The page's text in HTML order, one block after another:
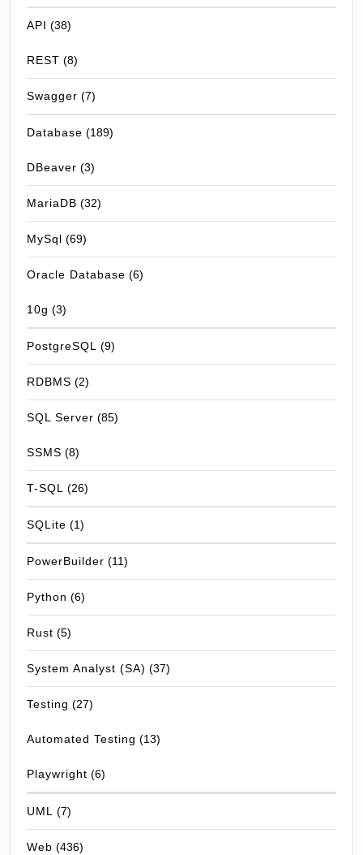
API (38)
REST (8)
Swagger (7)
Database (189)
DBeaver (3)
MariaDB (32)
MySql (69)
Oracle Database (6)
10g (3)
PostgreSQL (9)
RDBMS (2)
SQL Server (85)
SSMS (8)
T-SQL (26)
SQLite (1)
PowerBuilder (11)
Python (6)
Rust (5)
System Analyst (SA) (37)
Testing (27)
Automated Testing (13)
Playwright (6)
UML (7)
Web (436)